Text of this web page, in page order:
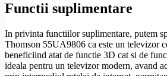
Functii suplimentare
In privinta functiilor suplimentare, putem
Thomson 55UA9806 ca este un televizor
beneficiind atat de functie 3D cat si de
ideala pentru un televizor modern, avand